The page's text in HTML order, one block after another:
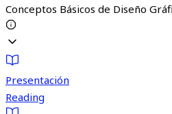
Conceptos Básicos de Diseño
Presentación
Reading